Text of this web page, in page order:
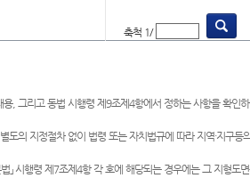
축척 1/
용, 그리고 동법 시행령 제9조제4항에서 정하는 사항을 확인
도의 지정절차 없이 법령 또는 자치법규에 따라 지역·지구등
」 시행령 제7조제4항 각 호에 해당되는 경우에는 그 지형도